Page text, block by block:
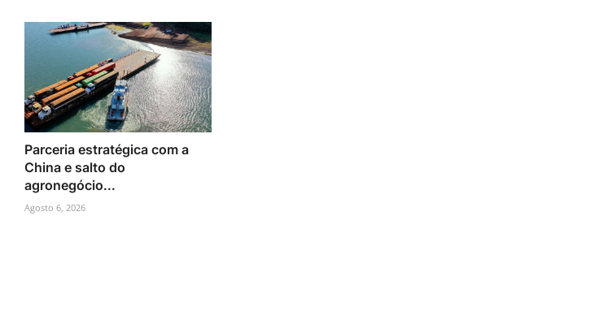
Parceria estratégica com a
China e salto do
agronegócio...
Agosto 6, 2026